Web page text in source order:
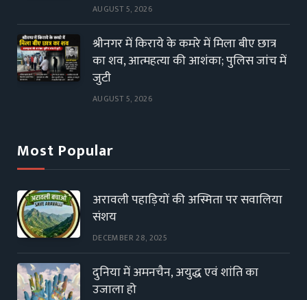
AUGUST 5, 2026
श्रीनगर में किराये के कमरे में मिला बीए छात्र
का शव, आत्महत्या की आशंका; पुलिस जांच में
जुटी
AUGUST 5, 2026
Most Popular
अरावली पहाड़ियों की अस्मिता पर सवालिया
संशय
DECEMBER 28, 2025
दुनिया में अमनचैन, अयुद्ध एवं शांति का
उजाला हो